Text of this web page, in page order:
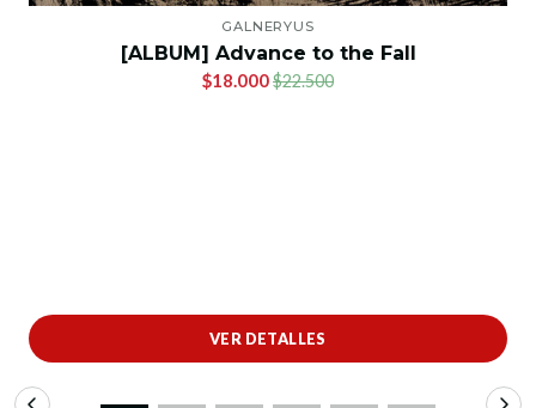
GALNERYUS
[ALBUM] Advance to the Fall
$18.000$22.500
VER DETALLES